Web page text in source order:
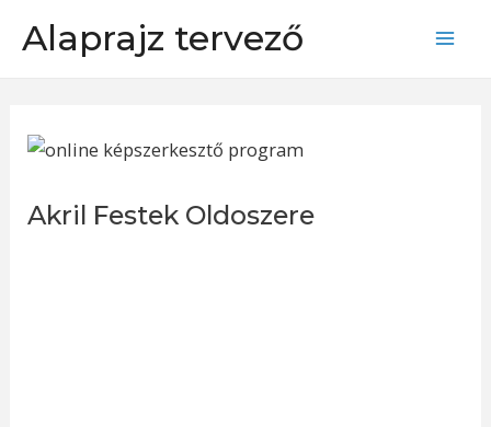
Alaprajz tervező
Akril Festek Oldoszere